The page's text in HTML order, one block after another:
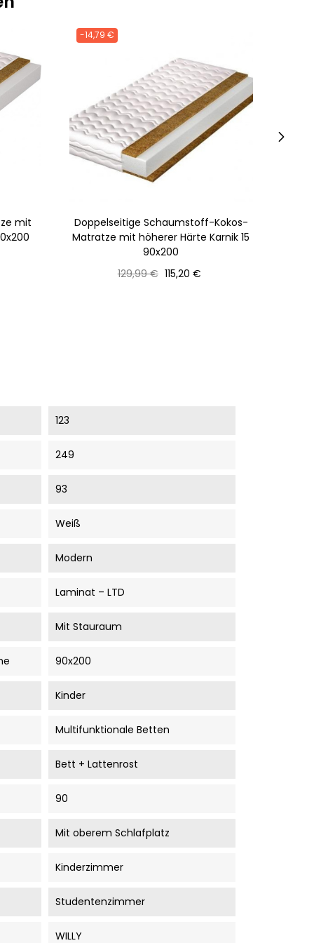
mit
-14,79 €
Doppelseitige Schaumstoff-Kokos-
Matratze mit höherer Härte Karnik 15
90x200
Normaler
129,99 € Preis
115,20 €
123
249
93
Weiß
Modern
Laminat – LTD
Mit Stauraum
90x200
Kinder
Multifunktionale Betten
Bett + Lattenrost
90
Mit oberem Schlafplatz
Kinderzimmer
Studentenzimmer
WILLY